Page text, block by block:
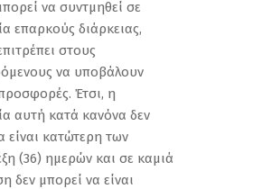
να συντμηθεί σε
επαρκούς διάρκειας,
στους
να υποβάλουν
Έτσι, η
αυτή κατά κανόνα δεν
είναι κατώτερη των
(36) ημερών και σε καμιά
δεν μπορεί να είναι